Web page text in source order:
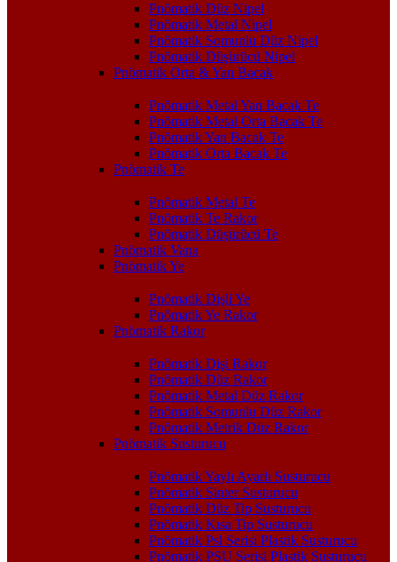
Pnömatik Düz Nipel
Pnömatik Metal Nipel
Pnömatik Somunlu Düz Nipel
Pnömatik Düşürücü Nipel
Pnömatik Orta & Yan Bacak
Pnömatik Metal Yan Bacak Te
Pnömatik Metal Orta Bacak Te
Pnömatik Yan Bacak Te
Pnömatik Orta Bacak Te
Pnömatik Te
Pnömatik Metal Te
Pnömatik Te Rakor
Pnömatik Düşürücü Te
Pnömatik Vana
Pnömatik Ye
Pnömatik Dişli Ye
Pnömatik Ye Rakor
Pnömatik Rakor
Pnömatik Dişi Rakor
Pnömatik Düz Rakor
Pnömatik Metal Düz Rakor
Pnömatik Somunlu Düz Rakor
Pnömatik Metrik Düz Rakor
Pnömatik Susturucu
Pnömatik Yaylı Ayarlı Susturucu
Pnömatik Sinter Susturucu
Pnömatik Düz Tip Susturucu
Pnömatik Kısa Tip Susturucu
Pnömatik Psl Serisi Plastik Susturucu
Pnömatik PSU Serisi Plastik Susturucu